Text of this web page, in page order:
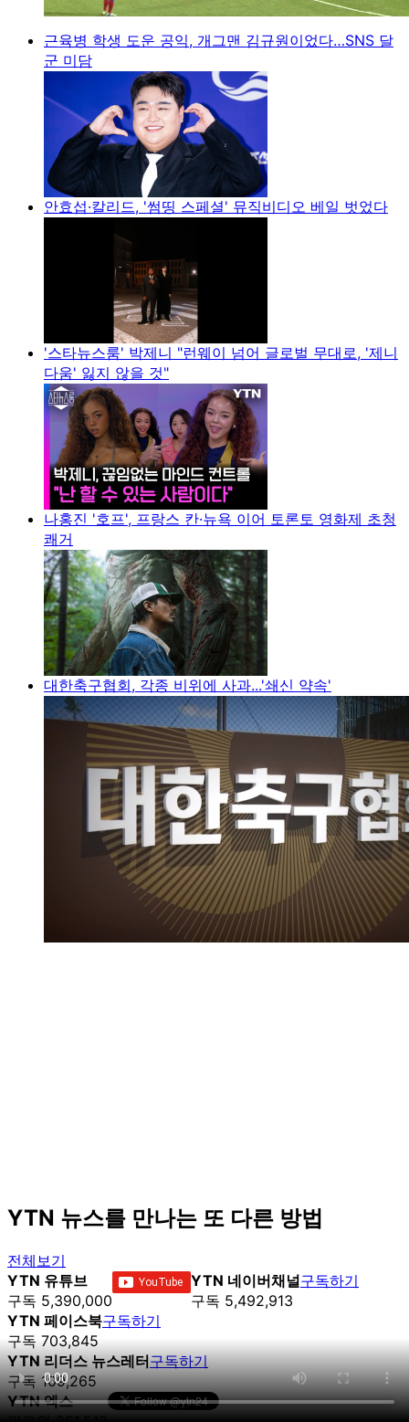
근육병 학생 도운 공익, 개그맨 김규원이었다…SNS 달
군 미담
안효섭·칼리드, '썸띵 스페셜' 뮤직비디오 베일 벗었다
'스타뉴스룸' 박제니 "런웨이 넘어 글로벌 무대로, '제니
다움' 잃지 않을 것"
나홍진 '호프', 프랑스 칸·뉴욕 이어 토론토 영화제 초청
쾌거
대한축구협회, 각종 비위에 사과...'쇄신 약속'
YTN 뉴스를 만나는 또 다른 방법
전체보기
YTN 유튜브
구독 5,390,000
YTN 네이버채널
구독 5,492,913
구독하기
YTN 페이스북
구독 703,845
구독하기
YTN 리더스 뉴스레터
구독 109,265
구독하기
YTN 엑스